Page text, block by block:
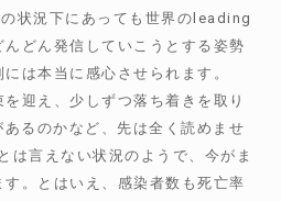
状況下にあっても世界のleading
どん発信していこうとする姿勢
は本当に感心させられます。
迎え、少しずつ落ち着きを取り
るのかなど、先は全く読めませ
は言えない状況のようで、今がま
。とはいえ、感染者数も死亡率